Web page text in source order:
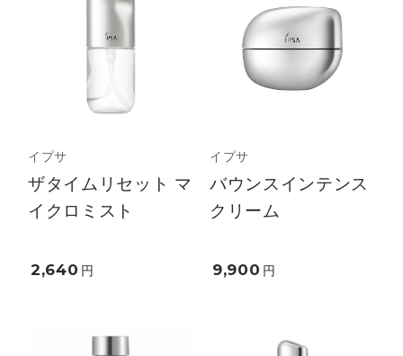
イプサ
ザタイムリセット マ
イクロミスト
2,640 円
イプサ
バウンスインテンス
クリーム
9,900 円